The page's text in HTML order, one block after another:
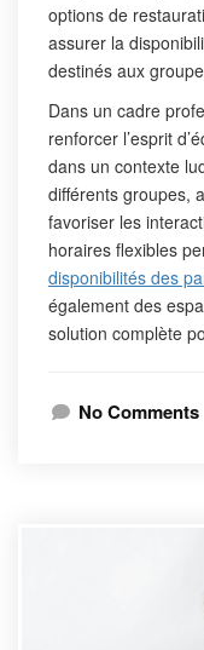
options de
assurer la
destinés aux
Dans un cadre
renforcer l’esprit
dans un contexte
différents groupes,
favoriser les
horaires flexibles
disponibilités des
également des
solution complète
No Comments